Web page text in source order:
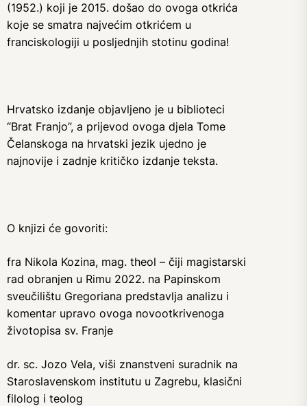
(1952.) koji je 2015. došao do ovoga otkrića
koje se smatra najvećim otkrićem u
franciskologiji u posljednjih stotinu godina!
Hrvatsko izdanje objavljeno je u biblioteci
“Brat Franjo”, a prijevod ovoga djela Tome
Čelanskoga na hrvatski jezik ujedno je
najnovije i zadnje kritičko izdanje teksta.
O knjizi će govoriti:
fra Nikola Kozina, mag. theol – čiji magistarski
rad obranjen u Rimu 2022. na Papinskom
sveučilištu Gregoriana predstavlja analizu i
komentar upravo ovoga novootkrivenoga
životopisa sv. Franje
dr. sc. Jozo Vela, viši znanstveni suradnik na
Staroslavenskom institutu u Zagrebu, klasični
filolog i teolog